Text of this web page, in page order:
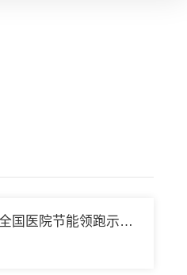
北医三院获评全国医院节能领跑示范单位称号